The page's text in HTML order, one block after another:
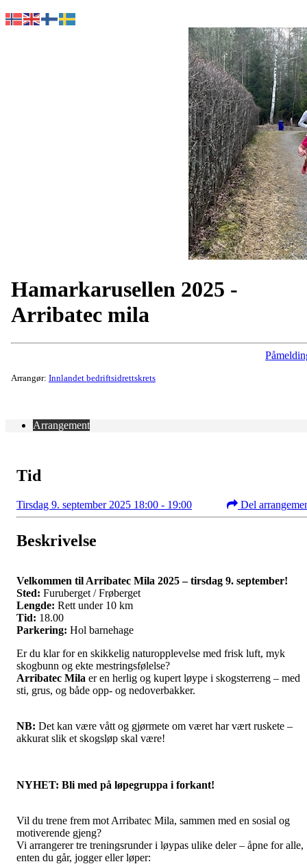
Hamarkarusellen 2025 -
Arribatec mila
Arrangør: Innlandet bedriftsidrettskrets
Arrangement
Tid
Tirsdag 9. september 2025 18:00 - 19:00 Del
Beskrivelse
Velkommen til Arribatec Mila 2025 – tirsdag 9. september!
Sted: Furuberget / Frøberget
Lengde: Rett under 10 km
Tid: 18.00
Parkering: Hol barnehage
Er du klar for en skikkelig naturopplevelse med frisk luft, myk
skogbunn og ekte mestringsfølelse?
Arribatec Mila er en herlig og kupert løype i skogsterreng – med
sti, grus, og både opp- og nedoverbakker.
NB: Det kan være vått og gjørmete om været har vært ruskete –
akkurat slik et skogsløp skal være!
NYHET: Bli med på løpegruppa i forkant!
Vil du trene frem mot Arribatec Mila, sammen med en sosial og
motiverende gjeng?
Vi arrangerer tre treningsrunder i løypas ulike deler – åpne for alle,
enten du går, jogger eller løper: